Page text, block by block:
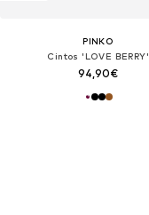
PINKO
Cintos 'LOVE BERRY'
94,90€